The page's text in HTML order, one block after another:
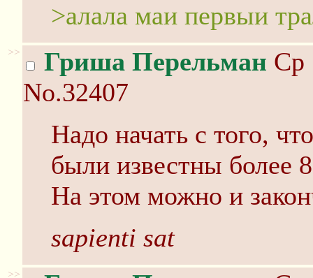
>алала маи первыи
>> Гриша Перельман Ср
No.32407
Надо начать с того,
были известны более
На этом можно и
sapienti sat
>>